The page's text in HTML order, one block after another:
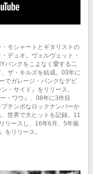
モシャートとギタリストの
デュオ。ヴェルヴェット・
パンクをこよなく愛する二
ザ・キルズを結成。03年に
でガレージ・パンクなデビ
・サイド』をリリース。
・ワウ』、08年に3作目
プテンポなロックナンバーか
世界で大ヒットを記録。11
リースし、16年6月、5年振
をリリース。